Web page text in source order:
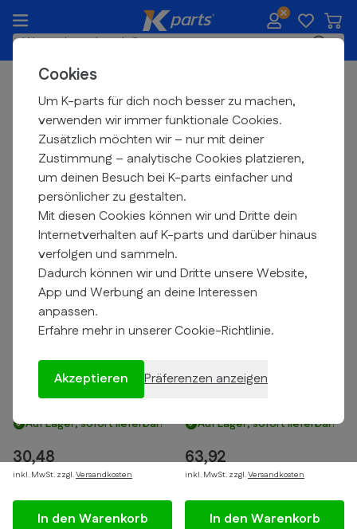
Cookies
Um K-parts für dich noch besser zu machen,
verwenden wir immer funktionale Cookies.
Zusätzlich möchten wir – nur mit deiner
Zustimmung – analytische Cookies platzieren,
um deinen Besuch bei K-parts einfacher und
persönlicher zu gestalten.
Mit diesen Cookies können wir und Dritte dein
Internetverhalten auf K-parts und darüber hinaus
verfolgen und sammeln.
Dadurch können wir und Dritte unsere Website,
App und Werbung an deine Interessen
anpassen.
Erfahre mehr in unserer Cookie-Richtlinie.
Akzeptieren Präferenzen anzeigen
K-parts.de
Verkleidungsteile
Einzelverkleidungsteile
Filtern
Graue Lenkkopfkappe für
Kreidler
Auf Lager, sofort lieferbar!
30,48
inkl. MwSt. zzgl.Versandkosten
In den Warenkorb
Chainguard orange für
Auf Lager, sofort lieferbar!
63,92
inkl. MwSt. zzgl.Versandkosten
In den Warenkorb